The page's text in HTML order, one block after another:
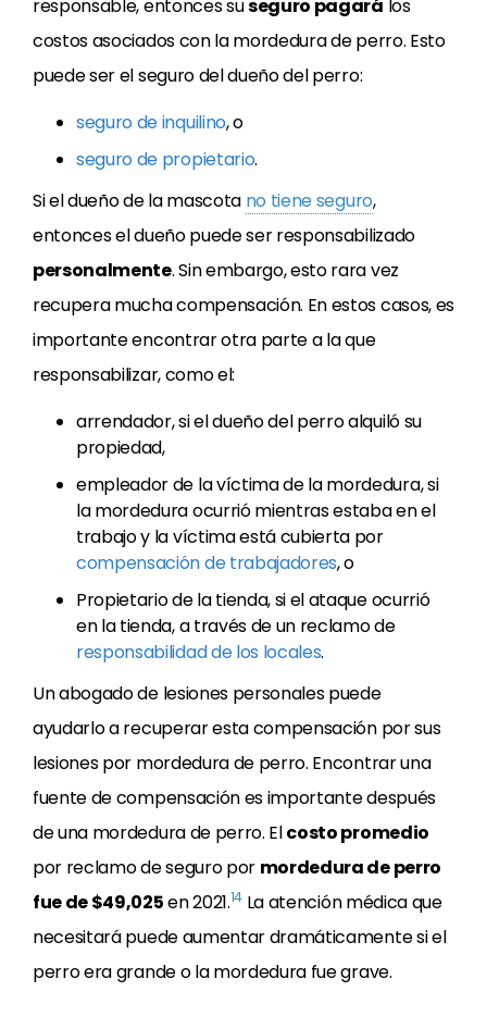
responsable, entonces suseguro pagará los
costos asociados con la mordedura de perro. Esto
puede ser el seguro del dueño del perro:
seguro de inquilino, o
seguro de propietario.
Si el dueño de la mascota no tiene seguro,
entonces el dueño puede ser responsabilizado
personalmente. Sin embargo, esto rara vez
recupera mucha compensación. En estos casos, es
importante encontrar otra parte a la que
responsabilizar, como el:
arrendador, si el dueño del perro alquiló su
propiedad,
empleador de la víctima de la mordedura, si
la mordedura ocurrió mientras estaba en el
trabajo y la víctima está cubierta por
compensación de trabajadores, o
Propietario de la tienda, si el ataque ocurrió
en la tienda, a través de un reclamo de
responsabilidad de los locales.
Un abogado de lesiones personales puede
ayudarlo a recuperar esta compensación por sus
lesiones por mordedura de perro. Encontrar una
fuente de compensación es importante después
de una mordedura de perro. Elcosto promedio
por reclamo de seguro por mordedura de perro
fue de $49,025en 2021.14 La atención médica que
necesitará puede aumentar dramáticamente si el
perro era grande o la mordedura fue grave.